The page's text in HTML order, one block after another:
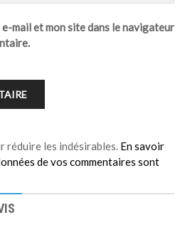
mail et mon site dans le navigateur
réduire les indésirables. En savoir
de vos commentaires sont